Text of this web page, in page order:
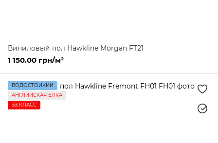
Виниловый пол Hawkline Morgan FT21
1 150.00 грн/м²
ВОДОСТОЙКИЙ
АНГЛИЙСКАЯ ЕЛКА
ЗЗ КЛАСС